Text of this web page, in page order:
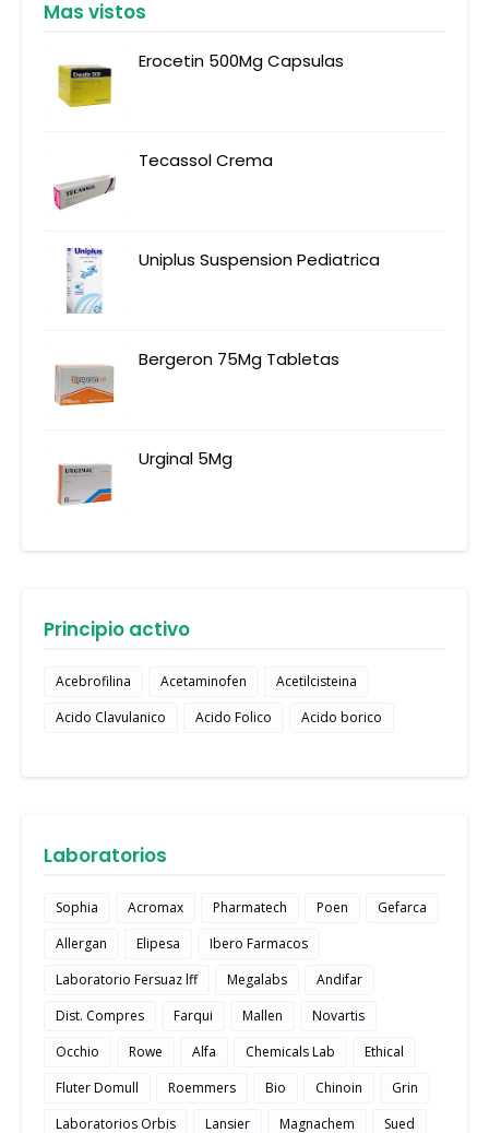
Mas vistos
Erocetin 500Mg Capsulas
Tecassol Crema
Uniplus Suspension Pediatrica
Bergeron 75Mg Tabletas
Urginal 5Mg
Principio activo
Acebrofilina Acetaminofen
Acetilcisteina
Acido Clavulanico
Acido Folico Acido borico
Laboratorios
Sophia Acromax Pharmatech Poen
Gefarca
Allergan
Elipesa
Ibero Farmacos
Laboratorio Fersuaz lff
Megalabs
Andifar
Dist. Compres
Farqui Mallen
Novartis
Occhio
Rowe Alfa Chemicals Lab
Ethical
Fluter Domull
Roemmers Bio Chinoin
Grin
Laboratorios Orbis
Lansier Magnachem Sued